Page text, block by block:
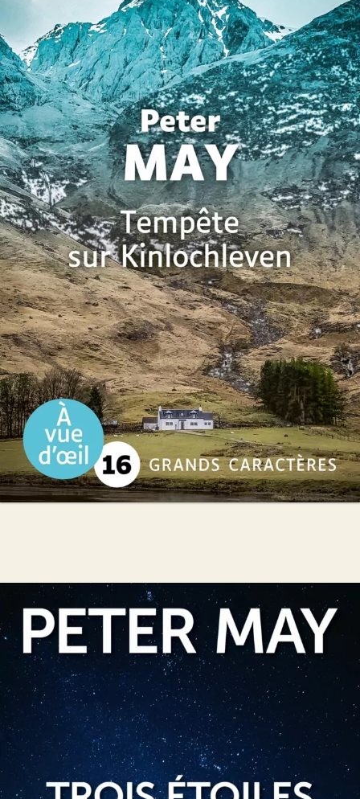
Tempête sur Kinlochleven
Peter May
30€